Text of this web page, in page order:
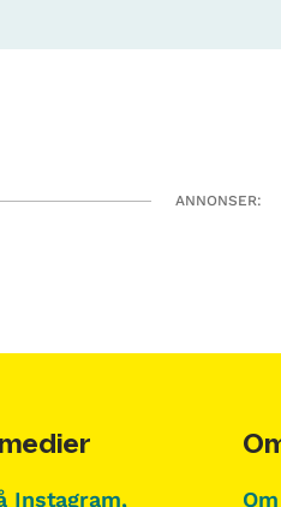
ANNONSER:
Instagram,